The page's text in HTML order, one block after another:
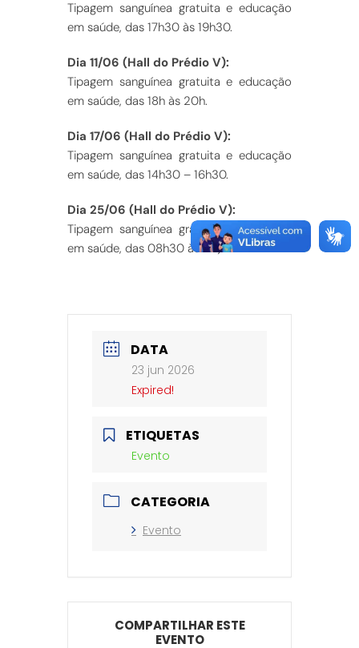
Tipagem sanguínea gratuita e educação
em saúde, das 17h30 às 19h30.
Dia 11/06 (Hall do Prédio V):
Tipagem sanguínea gratuita e educação
em saúde, das 18h às 20h.
Dia 17/06 (Hall do Prédio V):
Tipagem sanguínea gratuita e educação
em saúde, das 14h30 – 16h30.
Dia 25/06 (Hall do Prédio V):
Tipagem sanguínea gratuita e educação
em saúde, das 08h30 às 11h).
DATA
23 jun 2026
Expired!
ETIQUETAS
Evento
CATEGORIA
Evento
COMPARTILHAR ESTE
EVENTO